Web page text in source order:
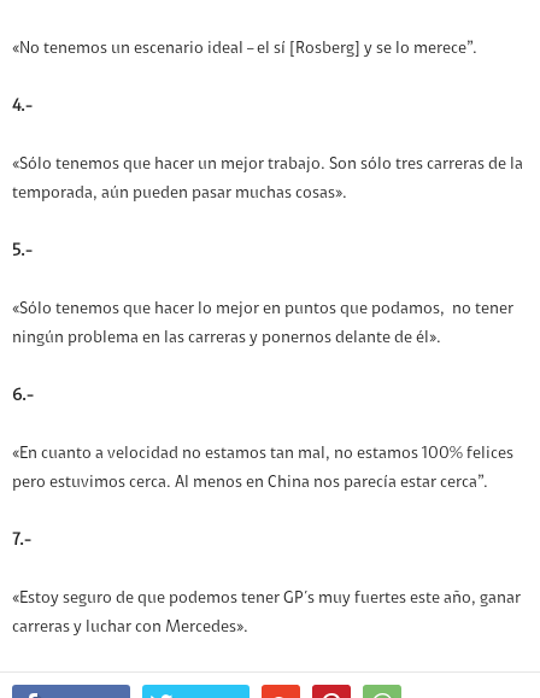
«No tenemos un escenario ideal – el sí [Rosberg] y se lo merece”.
4.-
«Sólo tenemos que hacer un mejor trabajo. Son sólo tres carreras de la
temporada, aún pueden pasar muchas cosas».
5.-
«Sólo tenemos que hacer lo mejor en puntos que podamos, no tener
ningún problema en las carreras y ponernos delante de él».
6.-
«En cuanto a velocidad no estamos tan mal, no estamos 100% felices
pero estuvimos cerca. Al menos en China nos parecía estar cerca”.
7.-
«Estoy seguro de que podemos tener GP´s muy fuertes este año, ganar
carreras y luchar con Mercedes».